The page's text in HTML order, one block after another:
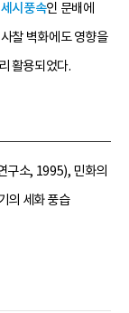
세시풍속인 문배에
찰 벽화에도 영향을
활용되었다.
구소, 1995), 민화의
의 세화 풍습